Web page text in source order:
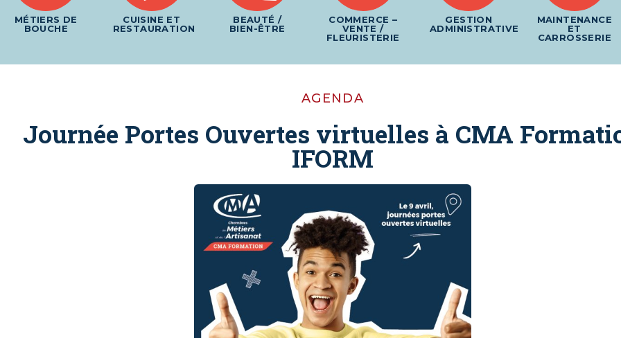
MÉTIERS DE
BOUCHE
CUISINE ET
RESTAURATION
BEAUTÉ /
BIEN-ÊTRE
COMMERCE –
VENTE /
FLEURISTERIE
GESTION
ADMINISTRATIVE
MAINTENANCE
ET
CARROSSERIE
AGENDA
Journée Portes Ouvertes virtuelles à CMA
IFORM